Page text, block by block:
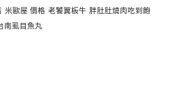
米歐屋 價格 老饕翼板牛 胖肚肚燒肉吃到飽
南虱目魚丸